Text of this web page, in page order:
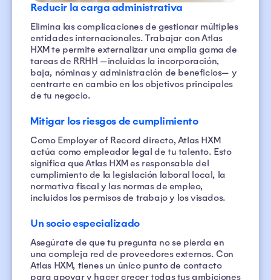
Reducir la carga administrativa
Elimina las complicaciones de gestionar múltiples
entidades internacionales. Trabajar con Atlas
HXM te permite externalizar una amplia gama de
tareas de RRHH —incluidas la incorporación,
baja, nóminas y administración de beneficios— y
centrarte en cambio en los objetivos principales
de tu negocio.
Mitigar los riesgos de cumplimiento
Como Employer of Record directo, Atlas HXM
actúa como empleador legal de tu talento. Esto
significa que Atlas HXM es responsable del
cumplimiento de la legislación laboral local, la
normativa fiscal y las normas de empleo,
incluidos los permisos de trabajo y los visados.
Un socio especializado
Asegúrate de que tu pregunta no se pierda en
una compleja red de proveedores externos. Con
Atlas HXM, tienes un único punto de contacto
para apoyar y hacer crecer todas tus ambiciones